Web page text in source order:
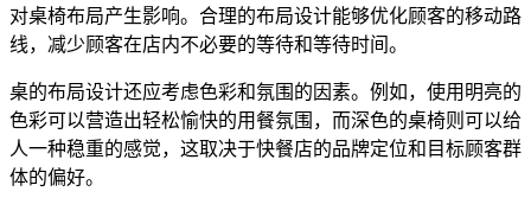
对桌椅布局产生影响。合理的布局设计能够优化顾客的移动路
线，减少顾客在店内不必要的等待和等待时间。
桌的布局设计还应考虑色彩和氛围的因素。例如，使用明亮的
色彩可以营造出轻松愉快的用餐氛围，而深色的桌椅则可以给
人一种稳重的感觉，这取决于快餐店的品牌定位和目标顾客群
体的偏好。